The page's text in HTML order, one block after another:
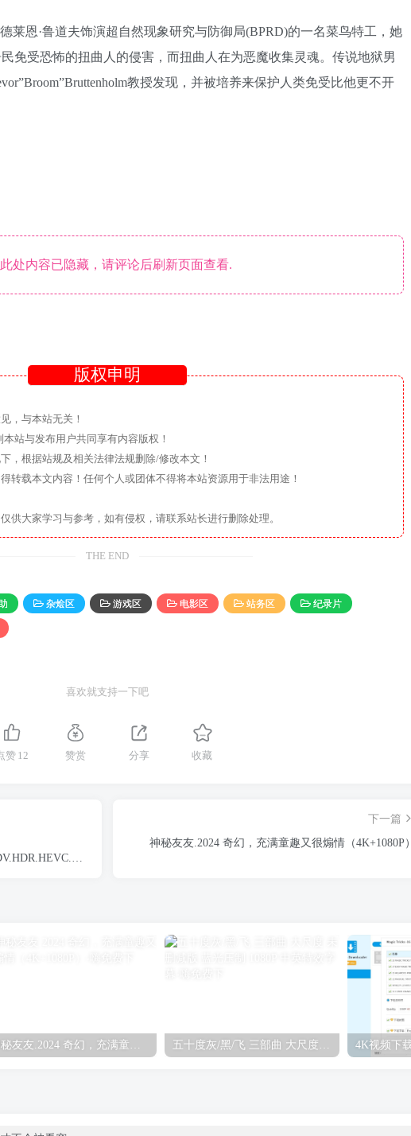
莱恩·鲁道夫饰演超自然现象研究与防御局(BPRD)的一名菜鸟特工，她
免受恐怖的扭曲人的侵害，而扭曲人在为恶魔收集灵魂。传说地狱男
教授发现，并被培养来保护人类免受比他更不开
此处内容已隐藏，请评论后刷新页面查看.
版权申明
，与本站无关！
站与发布用户共同享有内容版权！
，根据站规及相关法律法规删除/修改本文！
转载本文内容！任何个人或团体不得将本站资源用于非法用途！
供大家学习与参考，如有侵权，请联系站长进行删除处理。
THE END
杂烩区 游戏区 电影区 站务区 纪录片
喜欢就支持一下吧
赞 12 赞赏 分享 收藏
下一篇
神秘友友.2024 奇幻，充满童趣又很煽情（4K+1080P）